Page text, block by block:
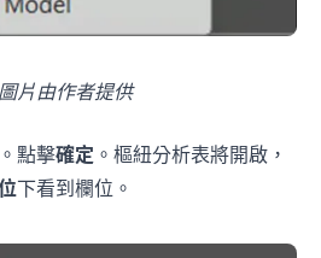
片由作者提供
點擊確定 。樞紐分析表將開啟，
下看到欄位。